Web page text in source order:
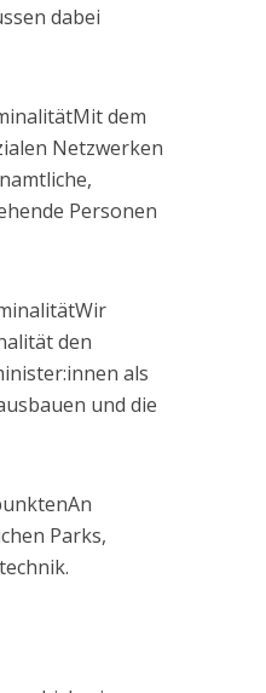
dabei
dem
Netzwerken
Personen
den
als
und die
Parks,